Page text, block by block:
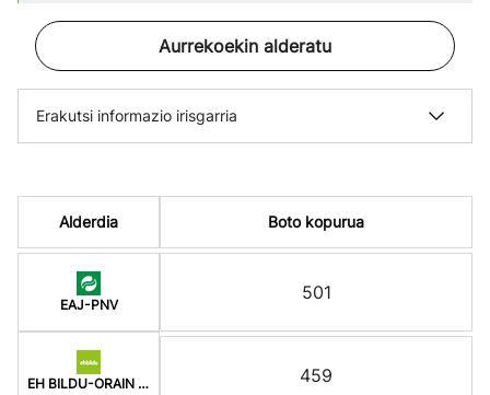
Aurrekoekin alderatu
Erakutsi informazio irisgarria
Alderdia
EAJ-PNV
EH BILDU-ORAIN ERREP
Boto kopurua
501
459